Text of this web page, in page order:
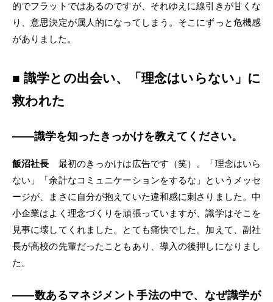
的でフラットではあるのですが、それゆえに線引きが甘くな
り、意思決定が属人的になってしまう。そこにずっと危機感
がありました。
■ 識学との出会い、「理念はいらない」に
救われた
――識学を知ったきっかけを教えてください。
飯沼社長 最初のきっかけは広告です（笑）。「理念はいら
ない」「余計なコミュニケーションをするな」というメッセ
ージが、まさに自分が抱えていた違和感に刺さりました。中
小企業はよく理念づくりを頑張っていますが、識学はそこを
見事に壊してくれました。とても痛快でした。加えて、副社
長が高校の先輩だったこともあり、導入の後押しになりまし
た。
――数あるマネジメント手法の中で、なぜ識学が